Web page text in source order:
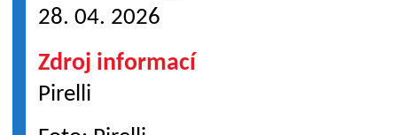
28. 04. 2026
Zdroj informací
Pirelli